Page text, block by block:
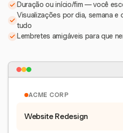
Duração ou início/fim — você
Visualizações por dia, semana e
tudo
Lembretes amigáveis para que
ACME CORP
Website Redesign